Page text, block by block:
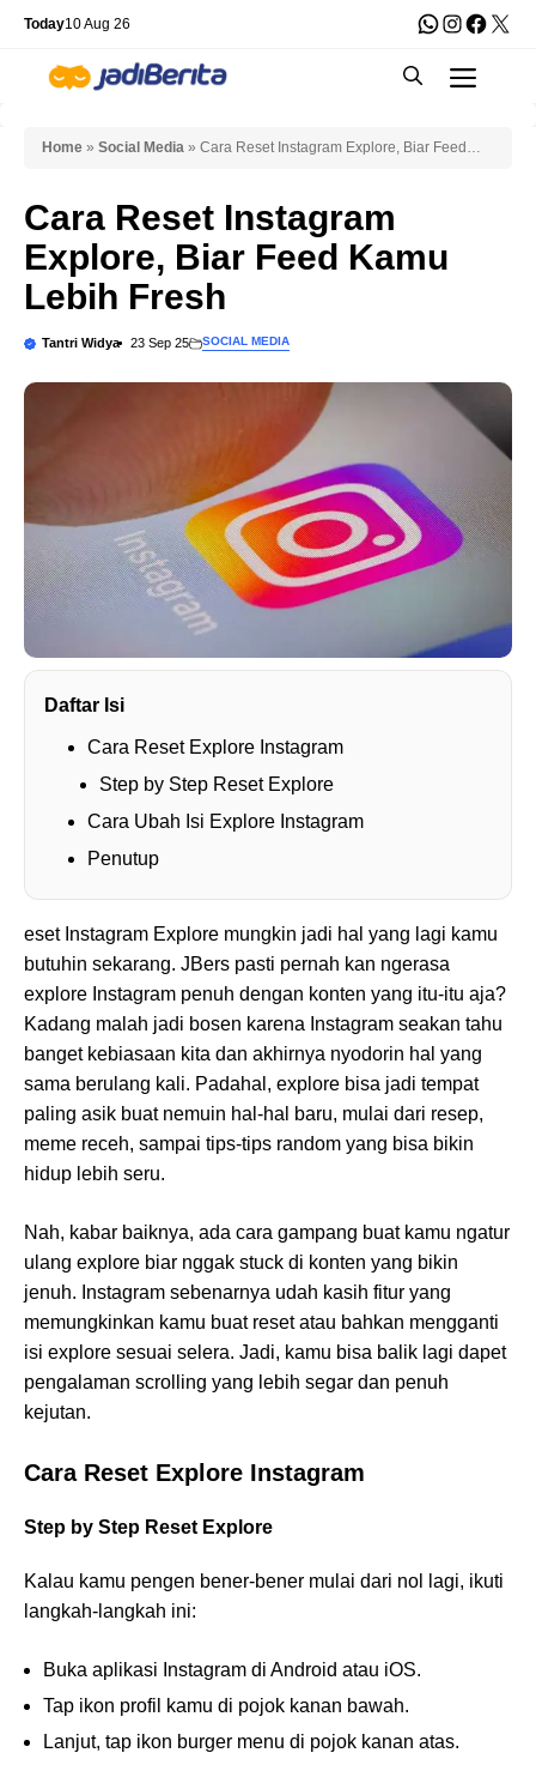
Skip
content
Today10 Aug 26 WhatsApp
X
Home » Social Media » Cara Reset Instagram Explore, Biar Feed
Cara Reset Instagram
Explore, Biar Feed Kamu
Lebih Fresh
Tantri Widya 23 Sep 25 SOCIAL MEDIA
Daftar Isi
Cara Reset Explore Instagram
Step by Step Reset Explore
Cara Ubah Isi Explore Instagram
Penutup
eset Instagram Explore mungkin jadi hal yang lagi kamu
butuhin sekarang. JBers pasti pernah kan ngerasa
explore Instagram penuh dengan konten yang itu-itu aja?
Kadang malah jadi bosen karena Instagram seakan tahu
banget kebiasaan kita dan akhirnya nyodorin hal yang
sama berulang kali. Padahal, explore bisa jadi tempat
paling asik buat nemuin hal-hal baru, mulai dari resep,
meme receh, sampai tips-tips random yang bisa bikin
hidup lebih seru.
Nah, kabar baiknya, ada cara gampang buat kamu ngatur
ulang explore biar nggak stuck di konten yang bikin
jenuh. Instagram sebenarnya udah kasih fitur yang
memungkinkan kamu buat reset atau bahkan mengganti
isi explore sesuai selera. Jadi, kamu bisa balik lagi dapet
pengalaman scrolling yang lebih segar dan penuh
kejutan.
Cara Reset Explore Instagram
Step by Step Reset Explore
Kalau kamu pengen bener-bener mulai dari nol lagi, ikuti
langkah-langkah ini:
Buka aplikasi Instagram di Android atau iOS.
Tap ikon profil kamu di pojok kanan bawah.
Lanjut, tap ikon burger menu di pojok kanan atas.